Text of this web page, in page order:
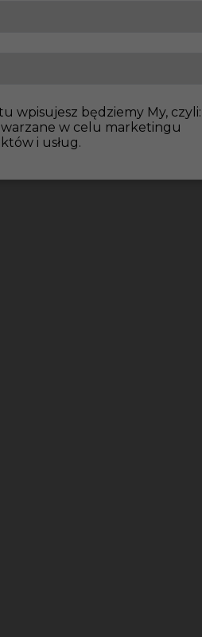
Niemcy
wpisujesz będziemy My,
w celu marketingu
i usług.